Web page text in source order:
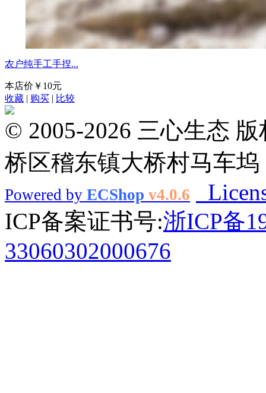
农户纯手工手捏...
本店价 ￥10元
收藏 | 购买 | 比较
© 2005-2026 三心生态
桥区稽东镇大桥村马车坞
Powered by ECShop v4.0.6
ICP备案证书号:浙ICP备
33060302000676